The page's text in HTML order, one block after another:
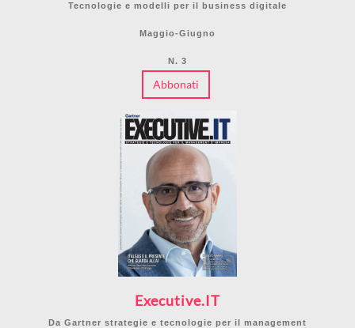
Tecnologie e modelli per il business digitale
Maggio-Giugno
N. 3
Abbonati
Executive.IT
Da Gartner strategie e tecnologie per il management